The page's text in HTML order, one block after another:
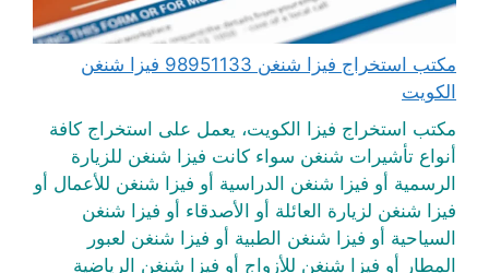
مكتب استخراج فيزا شنغن 98951133 فيزا شنغن
الكويت
مكتب استخراج فيزا الكويت، يعمل على استخراج كافة
أنواع تأشيرات شنغن سواء كانت فيزا شنغن للزيارة
الرسمية أو فيزا شنغن الدراسية أو فيزا شنغن للأعمال أو
فيزا شنغن لزيارة العائلة أو الأصدقاء أو فيزا شنغن
السياحية أو فيزا شنغن الطبية أو فيزا شنغن لعبور
المطار أو فيزا شنغن للأزواج أو فيزا شنغن الرياضية